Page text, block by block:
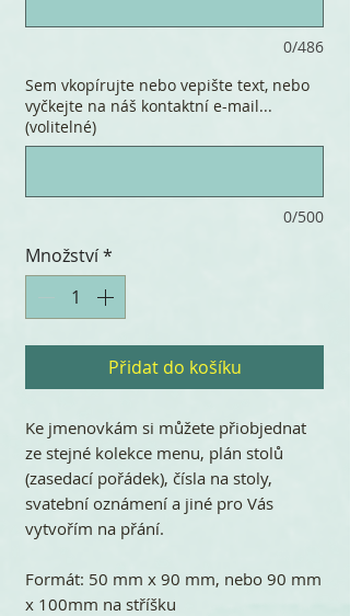
0/486
Sem vkopírujte nebo vepište text, nebo
vyčkejte na náš kontaktní e-mail...
(volitelné)
0/500
Množství*
Přidat do košíku
Ke jmenovkám si můžete přiobjednat
ze stejné kolekce menu, plán stolů
(zasedací pořádek), čísla na stoly,
svatební oznámení a jiné pro Vás
vytvořím na přání.
Formát: 50 mm x 90 mm, nebo 90 mm
x 100mm na stříšku